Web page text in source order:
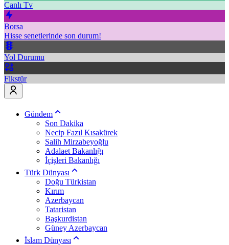
Canlı Tv
Borsa
Hisse senetlerinde son durum!
Yol Durumu
Fikstür
Gündem
Son Dakika
Necip Fazıl Kısakürek
Salih Mirzabeyoğlu
Adalaet Bakanlığı
İçişleri Bakanlığı
Türk Dünyası
Doğu Türkistan
Kırım
Azerbaycan
Tataristan
Başkurdistan
Güney Azerbaycan
İslam Dünyası